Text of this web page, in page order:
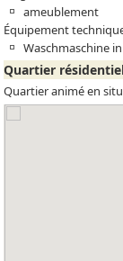
ameublement
Équipement
Waschmaschine
Quartier
Quartier animé en